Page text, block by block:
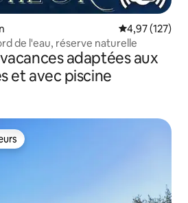
Évaluation
4,97 (127)
de l'eau, réserve naturelle
adaptées aux
et avec piscine